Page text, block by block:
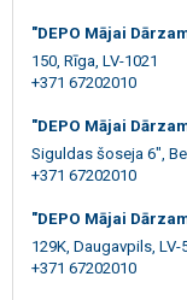
"DEPO Mājai
150, Rīga, LV-1021
+371 67202010
"DEPO Mājai
Siguldas šoseja 6",
+371 67202010
"DEPO Mājai
129K, Daugavpils, LV-
+371 67202010